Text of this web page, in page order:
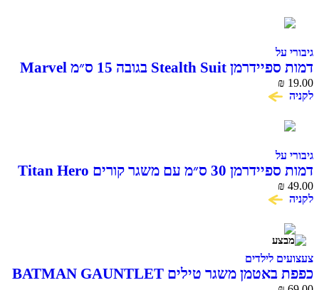
גיבורי על
דמות ספיידרמן Stealth Suit בגובה 15 ס״מ Marvel
Hasbro
₪ 19.00
לקניה
גיבורי על
דמות ספיידרמן 30 ס״מ עם משגר קורים Titan Hero
Blast Gear Hasbro
₪ 49.00
לקניה
צעצועים לילדים
כפפת באטמן משגר טילים BATMAN GAUNTLET